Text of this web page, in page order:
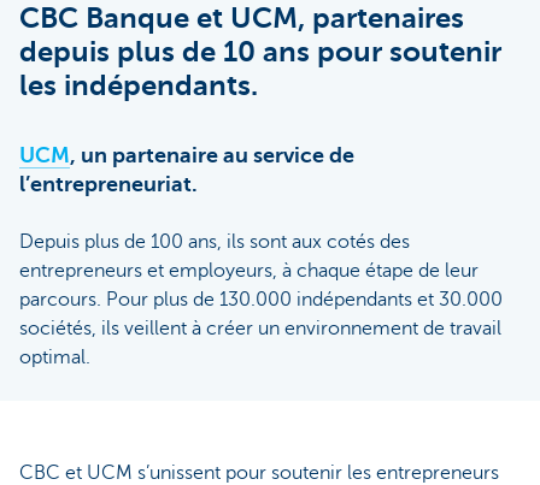
CBC Banque et UCM, partenaires
depuis plus de 10 ans pour soutenir
les indépendants.
UCM, un partenaire au service de
l’entrepreneuriat.
Depuis plus de 100 ans, ils sont aux cotés des
entrepreneurs et employeurs, à chaque étape de leur
parcours. Pour plus de 130.000 indépendants et 30.000
sociétés, ils veillent à créer un environnement de travail
optimal.
CBC et UCM s’unissent pour soutenir les entrepreneurs